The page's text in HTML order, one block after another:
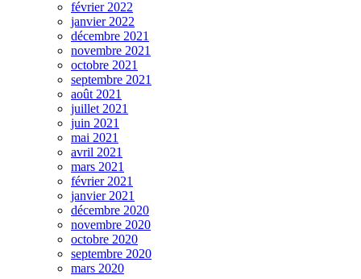
février 2022
janvier 2022
décembre 2021
novembre 2021
octobre 2021
septembre 2021
août 2021
juillet 2021
juin 2021
mai 2021
avril 2021
mars 2021
février 2021
janvier 2021
décembre 2020
novembre 2020
octobre 2020
septembre 2020
mars 2020